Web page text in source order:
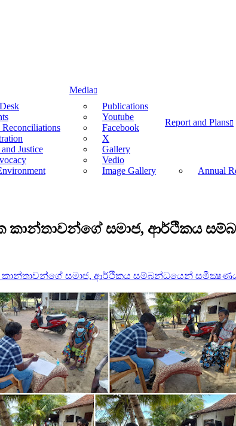
Reconciliations
Justice
Media
Publications
Youtube
Facebook
X
Gallery
Vedio
Image Gallery
Report and Plans
Annual
කාන්තාවන්ගේ සමාජ, ආර්ථිකය
කාන්තාවන්ගේ සමාජ, ආර්ථිකය සම්බන්ධයෙන්